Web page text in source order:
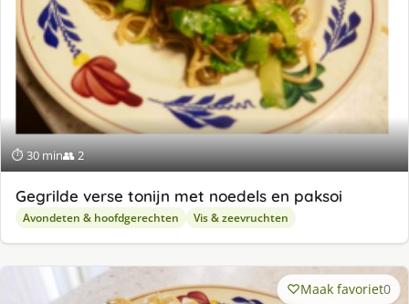
⏱ 30 min👥 2
Gegrilde verse tonijn met noedels en paksoi
Avondeten & hoofdgerechten Vis & zeevruchten
Maak favoriet0